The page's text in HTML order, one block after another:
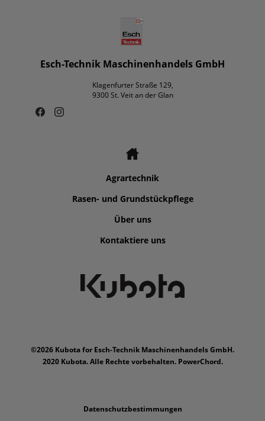
Esch-Technik Maschinenhandels GmbH
Klagenfurter Straße 129,
9300 St. Veit an der Glan
Agrartechnik
Rasen- und Grundstückpflege
Über uns
Kontaktiere uns
©2026 Kubota for Esch-Technik Maschinenhandels GmbH.
2020 Kubota. Alle Rechte vorbehalten. PowerChord.
Datenschutzbestimmungen